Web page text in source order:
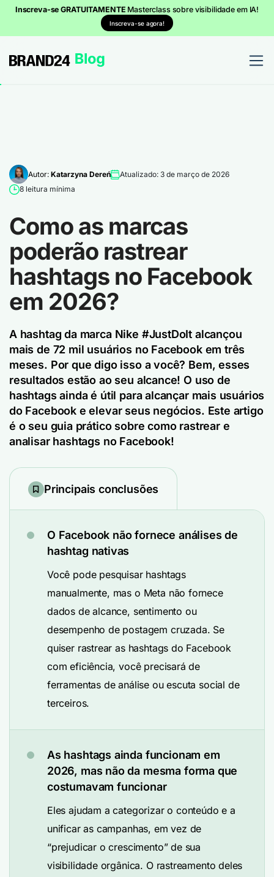
Inscreva-se GRATUITAMENTE Masterclass sobre visibilidade em IA!
Inscreva-se agora!
Autor: Katarzyna Dereń
Atualizado: 3 de março de 2026
8 leitura mínima
Como as marcas
poderão rastrear
hashtags no Facebook
em 2026?
A hashtag da marca Nike #JustDoIt alcançou
mais de 72 mil usuários no Facebook em três
meses. Por que digo isso a você? Bem, esses
resultados estão ao seu alcance! O uso de
hashtags ainda é útil para alcançar mais usuários
do Facebook e elevar seus negócios. Este artigo
é o seu guia prático sobre como rastrear e
analisar hashtags no Facebook!
Principais conclusões
O Facebook não fornece análises de
hashtag nativas
Você pode pesquisar hashtags
manualmente, mas o Meta não fornece
dados de alcance, sentimento ou
desempenho de postagem cruzada. Se
quiser rastrear as hashtags do Facebook
com eficiência, você precisará de
ferramentas de análise ou escuta social de
terceiros.
As hashtags ainda funcionam em
2026, mas não da mesma forma que
costumavam funcionar
Eles ajudam a categorizar o conteúdo e a
unificar as campanhas, em vez de
“prejudicar o crescimento” de sua
visibilidade orgânica. O rastreamento deles